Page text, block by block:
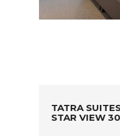
TATRA
STAR VIEW